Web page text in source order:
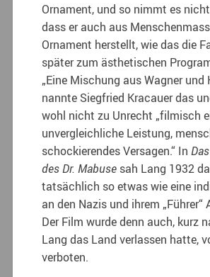
Ornament, und so nimmt es
dass er auch aus
Ornament herstellt, wie das die
später zum ästhetischen
„Eine Mischung aus Wagner und
nannte Siegfried Kracauer das
wohl nicht zu Unrecht „filmisch
unvergleichliche Leistung,
schockierendes Versagen.“ In
des Dr. Mabuse sah Lang 1932
tatsächlich so etwas wie eine
an den Nazis und ihrem „Führer“
Der Film wurde denn auch, kurz
Lang das Land verlassen hatte,
verboten.